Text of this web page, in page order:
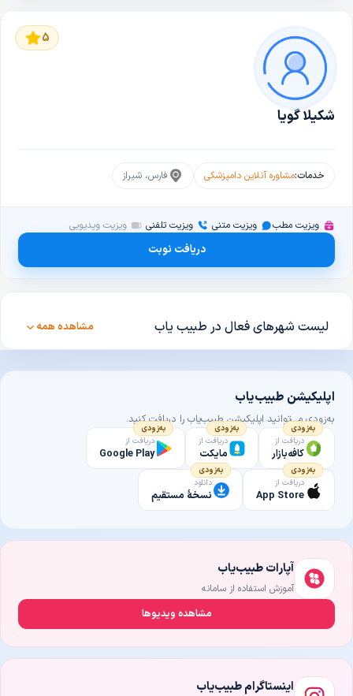
5
شکیلا گویا
خدمات:مشاوره آنلاین دامپزشکی فارس، شیراز
ویزیت مطب ویزیت متنی ویزیت تلفنی ویزیت ویدیویی
دریافت نوبت
لیست شهرهای فعال در طبیب یاب مشاهده همه
اپلیکیشن طبیب‌یاب
به‌زودی می‌توانید اپلیکیشن طبیب‌یاب را دریافت کنید.
به‌زودی
دریافت از
کافه‌بازار
به‌زودی
دریافت از
مایکت
به‌زودی
دریافت از
Google Play
به‌زودی
دریافت از
App Store
به‌زودی
دانلود
نسخهٔ مستقیم
آپارات طبیب‌یاب
آموزش استفاده از سامانه
مشاهده ویدیوها
اینستاگرام طبیب‌یاب